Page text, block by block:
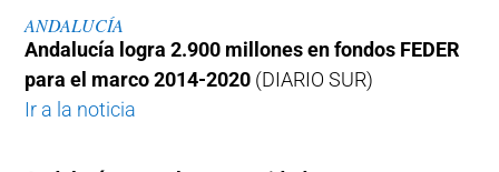
ANDALUCÍA
Andalucía logra 2.900 millones en fondos FEDER
para el marco 2014-2020 (DIARIO SUR)
Ir a la noticia